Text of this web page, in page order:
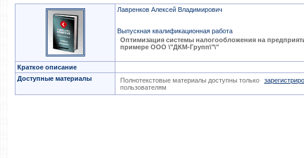
Лавренков Алексей Владимирович
Выпускная квалификационная работа
Оптимизация системы налогообложения на
примере ООО \"ДКМ-Групп\"\"
Краткое описание
Доступные материалы
Полнотекстовые материалы доступны только
пользователям